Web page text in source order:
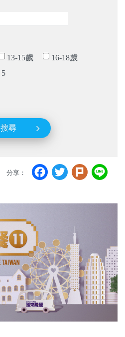
13-15歲
16-18歲
5
搜尋
分享： Facebook
Twitter
Plurk